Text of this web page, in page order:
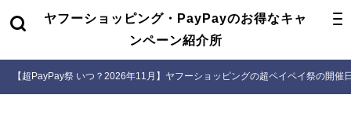
ヤフーショッピング・PayPayのお得なキャ
ンペーン紹介所
【超PayPay祭 いつ？2026年11月】ヤフーショッピングの超ペイペイ祭の開催